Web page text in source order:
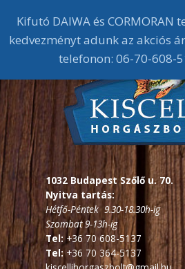
1032 Budapest Szőlő u. 70.
Nyitva tartás:
Hétfő-Péntek 9.30-18.30h-ig
Szombat 9-13h-ig
Tel:+36 70 608-5137
Tel: +36 70 364-5137
Kifutó DAIWA és CORMORAN
kedvezményt adunk az akciós
telefonon: 06-70-608-